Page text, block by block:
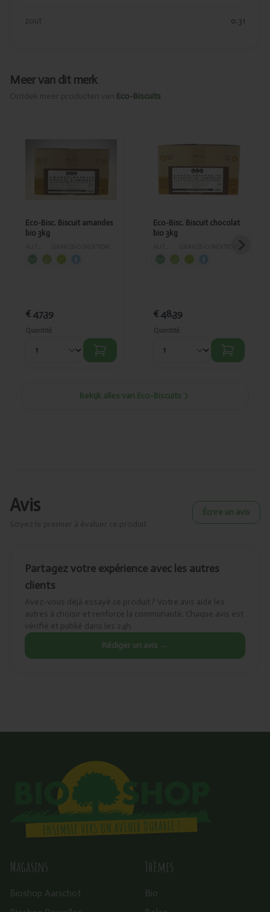
zout 0.31
Meer van dit merk
Ontdek meer producten van Eco-Biscuits
bio 3kg
Eco-Bisc. Biscuit amandes
bio 3kg
€ 47,39
Quantité
Eco-Bisc.
bio 3kg
Eco-Bisc. Biscuit chocolat
bio 3kg
GRANDS CONDITIONNEMENTS
€ 48,39
Quantité
Bekijk alles van Eco-Biscuits
Avis Écrire un avis
Partagez votre expérience avec les autres
clients
Avez-vous déjà essayé ce produit ? Votre avis aide les
autres à choisir et renforce la communauté. Chaque avis est
vérifié et publié dans les 24h.
Rédiger un avis →
Magasins
Bioshop Aarschot
Thèmes
Bio